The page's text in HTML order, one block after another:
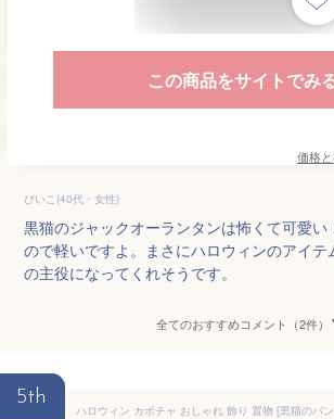
この商品をサイトでみ
価格
ぴいこ(40代・女性)
黒猫のジャックオーランタンは怖くて可愛い
ので軽いですよ。まさにハロウィンのアイテ
の主役になってくれそうです。
全てのおすすめコメント（2件）
5th